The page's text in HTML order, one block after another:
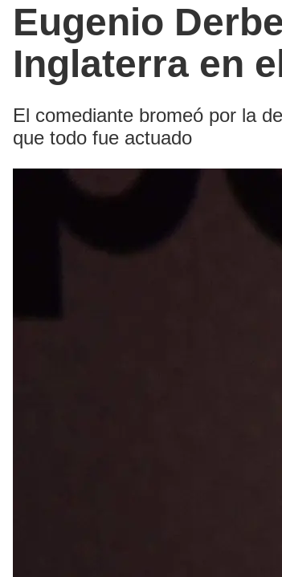
Eugenio
Inglaterra en
El comediante bromeó por la
que todo fue actuado